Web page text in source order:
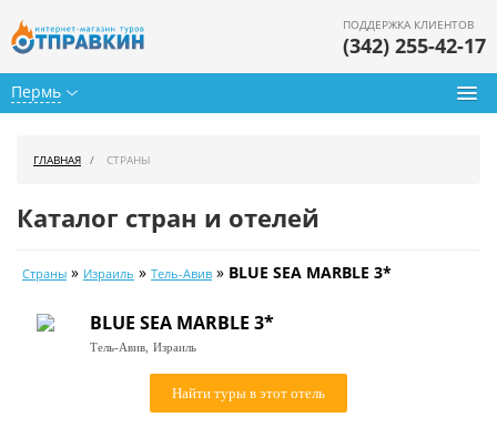
Пермь
ПОДДЕРЖКА КЛИЕНТОВ
(342) 255-42-17
Календарь туров
Цены дня
ГЛАВНАЯ СТРАНЫ
Каталог стран и отелей
Страны » Израиль » Тель-Авив » BLUE SEA MARBLE 3*
BLUE SEA MARBLE 3*
Тель-Авив, Израиль
Найти туры в этот отель